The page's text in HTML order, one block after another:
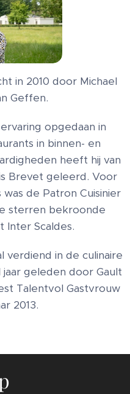
in 2010 door Michael
Geffen.
opgedaan in
in binnen- en
heeft hij van
Brevet geleerd. Voor
de Patron Cuisinier
sterren bekroonde
Inter Scaldes.
verdiend in de culinaire
geleden door Gault
Talentvol Gastvrouw
2013.